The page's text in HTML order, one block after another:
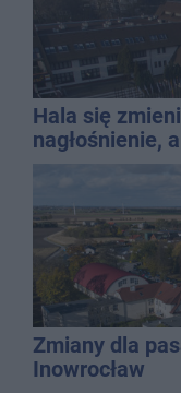
Hala się
nagłośnienie,
QEMETICA
Zmiany dla
Inowrocław